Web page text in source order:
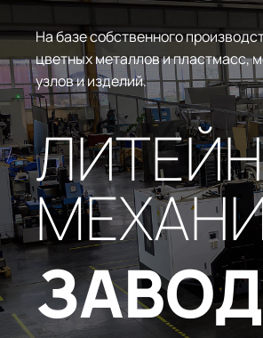
На базе собственного
цветных металлов и пластмасс,
узлов и изделий.